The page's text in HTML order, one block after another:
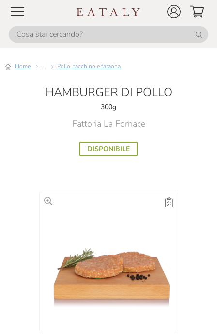
Home ... Pollo, tacchino e faraona
HAMBURGER DI POLLO
300g
Fattoria La Fornace
DISPONIBILE